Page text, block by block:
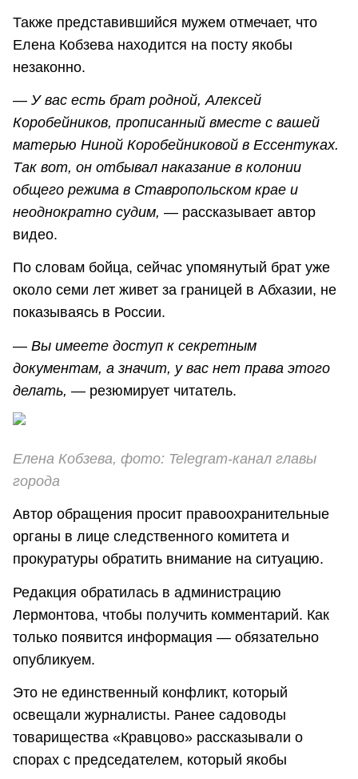
Также представившийся мужем отмечает, что
Елена Кобзева находится на посту якобы
незаконно.
— У вас есть брат родной, Алексей
Коробейников, прописанный вместе с вашей
матерью Ниной Коробейниковой в Ессентуках.
Так вот, он отбывал наказание в колонии
общего режима в Ставропольском крае и
неоднократно судим, — рассказывает автор
видео.
По словам бойца, сейчас упомянутый брат уже
около семи лет живет за границей в Абхазии, не
показываясь в России.
— Вы имеете доступ к секретным
документам, а значит, у вас нет права этого
делать, — резюмирует читатель.
Елена Кобзева, фото: Telegram-канал главы
города
Автор обращения просит правоохранительные
органы в лице следственного комитета и
прокуратуры обратить внимание на ситуацию.
Редакция обратилась в администрацию
Лермонтова, чтобы получить комментарий. Как
только появится информация — обязательно
опубликуем.
Это не единственный конфликт, который
освещали журналисты. Ранее садоводы
товарищества «Кравцово» рассказывали о
спорах с председателем, который якобы